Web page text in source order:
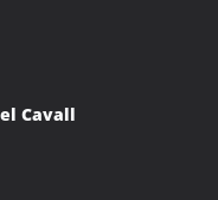
de Xivert
Cavall